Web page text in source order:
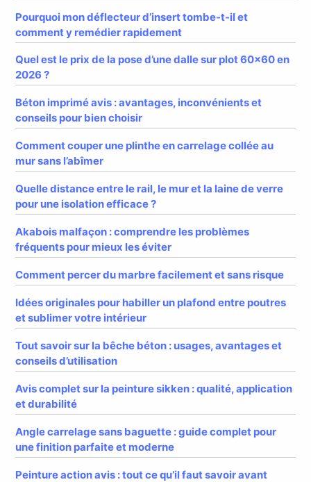
Pourquoi mon déflecteur d’insert tombe-t-il et
comment y remédier rapidement
Quel est le prix de la pose d’une dalle sur plot 60×60 en
2026 ?
Béton imprimé avis : avantages, inconvénients et
conseils pour bien choisir
Comment couper une plinthe en carrelage collée au
mur sans l’abîmer
Quelle distance entre le rail, le mur et la laine de verre
pour une isolation efficace ?
Akabois malfaçon : comprendre les problèmes
fréquents pour mieux les éviter
Comment percer du marbre facilement et sans risque
Idées originales pour habiller un plafond entre poutres
et sublimer votre intérieur
Tout savoir sur la bêche béton : usages, avantages et
conseils d’utilisation
Avis complet sur la peinture sikken : qualité, application
et durabilité
Angle carrelage sans baguette : guide complet pour
une finition parfaite et moderne
Peinture action avis : tout ce qu’il faut savoir avant